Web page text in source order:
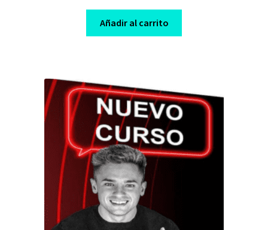
price
was:
$ 200,00.
price
is:
$ 10,00.
Añadir al carrito